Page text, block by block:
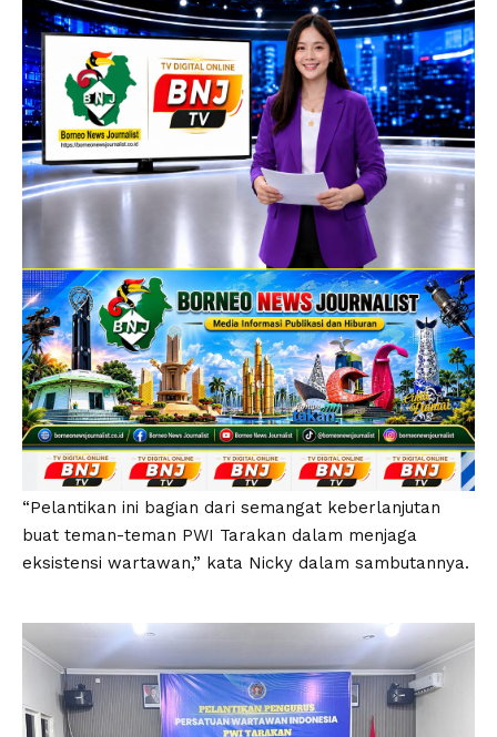
“Pelantikan ini bagian dari semangat keberlanjutan
buat teman-teman PWI Tarakan dalam menjaga
eksistensi wartawan,” kata Nicky dalam sambutannya.